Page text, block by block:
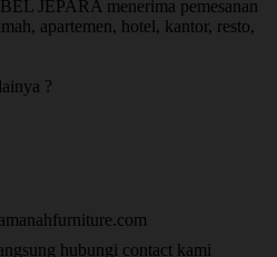
JEPARA menerima pemesanan
apartemen, hotel, kantor, resto,
?
hubungi contact kami